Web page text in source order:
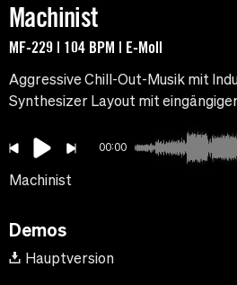
Machinist
MF-229 | 104 BPM | E-Moll
Aggressive Chill-Out-Musik mit
Synthesizer Layout mit
00:00
Machinist
Demos
Hauptversion